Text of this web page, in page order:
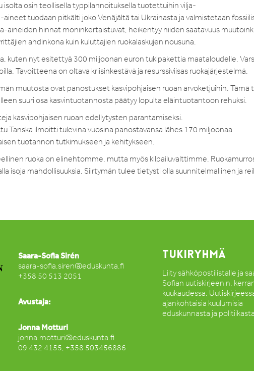
osin teollisella typpilannoituksella tuotettuihin vilja-
tuodaan pitkälti joko Venäjältä tai Ukrainasta ja valmistetaan
aineiden hinnat moninkertaistuvat, heikentyy niiden saatavuus
ahdinkona kuin kuluttajien ruokalaskujen nousuna.
kuten nyt esitettyä 300 miljoonan euron tukipakettia maataloudelle.
Tavoitteena on oltava kriisinkestävä ja resurssiviisas ruokajärjestelmä.
muutosta ovat panostukset kasvipohjaisen ruoan arvoketjuihin. Tämä
suuri osa kasvintuotannosta päätyy lopulta eläintuotantoon rehuksi.
kasvipohjaisen ruoan edellytysten parantamiseksi.
Tanska ilmoitti tulevina vuosina panostavansa lähes 170 miljoonaa
tuotannon tutkimukseen ja kehitykseen.
ruoka on elinehtomme, mutta myös kilpailuvalttimme.
isoja mahdollisuuksia. Siirtymän tulee tietysti olla suunnitelmallinen ja
Saara-Sofia Sirén
saara-sofia.siren@eduskunta.fi
+358 50 513 2051
Avustaja:
Jonna Motturi
jonna.motturi@eduskunta.fi
09 432 4155, +358 503456886
TUKIRYHMÄ
Liity sähköpostilistalle ja
Sofian uutiskirjeen n.
kuukaudessa.
ajankohtaisia kuulumisia
eduskunnasta ja